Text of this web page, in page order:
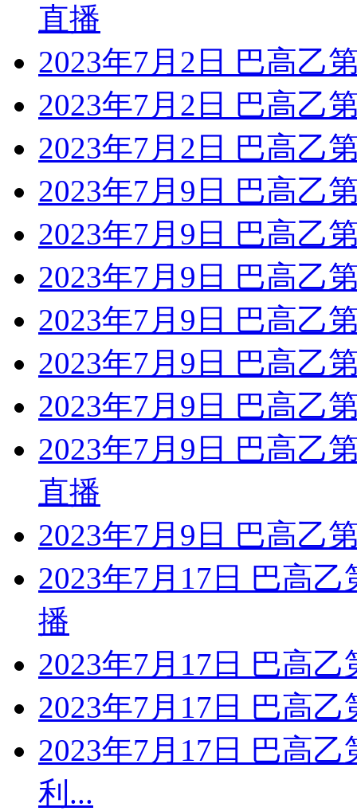
直播
2023年7月2日 巴高乙
2023年7月2日 巴高乙
2023年7月2日 巴高乙
2023年7月9日 巴高乙
2023年7月9日 巴高乙
2023年7月9日 巴高乙
2023年7月9日 巴高乙
2023年7月9日 巴高乙
2023年7月9日 巴高乙
2023年7月9日 巴高乙
直播
2023年7月9日 巴高乙
2023年7月17日 巴高
播
2023年7月17日 巴高
2023年7月17日 巴高
2023年7月17日 巴高
利...